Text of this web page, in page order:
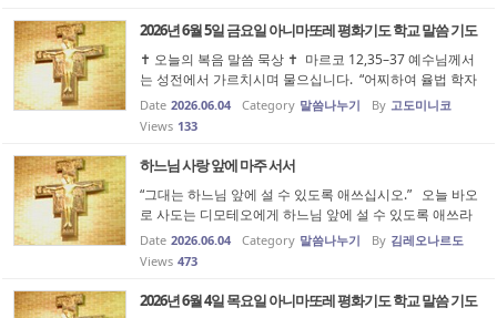
2026년 6월 5일 금요일 아니마또레 평화기도 학교 말씀 기도
✝️ 오늘의 복음 말씀 묵상 ✝️ 마르코 12,35–37 예수님께서
는 성전에서 가르치시며 물으십니다. “어찌하여 율법 학자
들은 메시아가 다윗의 자손이라고 말하느냐? 다윗이 성령
의 감동을 받아 ‘주님께서 내 주님께 말씀하셨다’고 하지 않
Date 2026.06.04 Category 말씀나누기 By 고도미니코
Views 133
하느님 사랑 앞에 마주 서서
“그대는 하느님 앞에 설 수 있도록 애쓰십시오.” 오늘 바오
로 사도는 디모테오에게 하느님 앞에 설 수 있도록 애쓰라
고 하는데 이 말이 지금의 제게는 이런 말로 들립니다. 하느
님 안에 사는 것으로 만족하지 말고 하느님 앞에 서라는 말
Date 2026.06.04 Category 말씀나누기 By 김레오나르도
Views 473
2026년 6월 4일 목요일 아니마또레 평화기도 학교 말씀 기도